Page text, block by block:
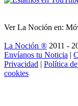
Ver La Noción en:
La Noción ® 2011 -
Envíanos tu Noticia |
Privacidad | Política
cookies